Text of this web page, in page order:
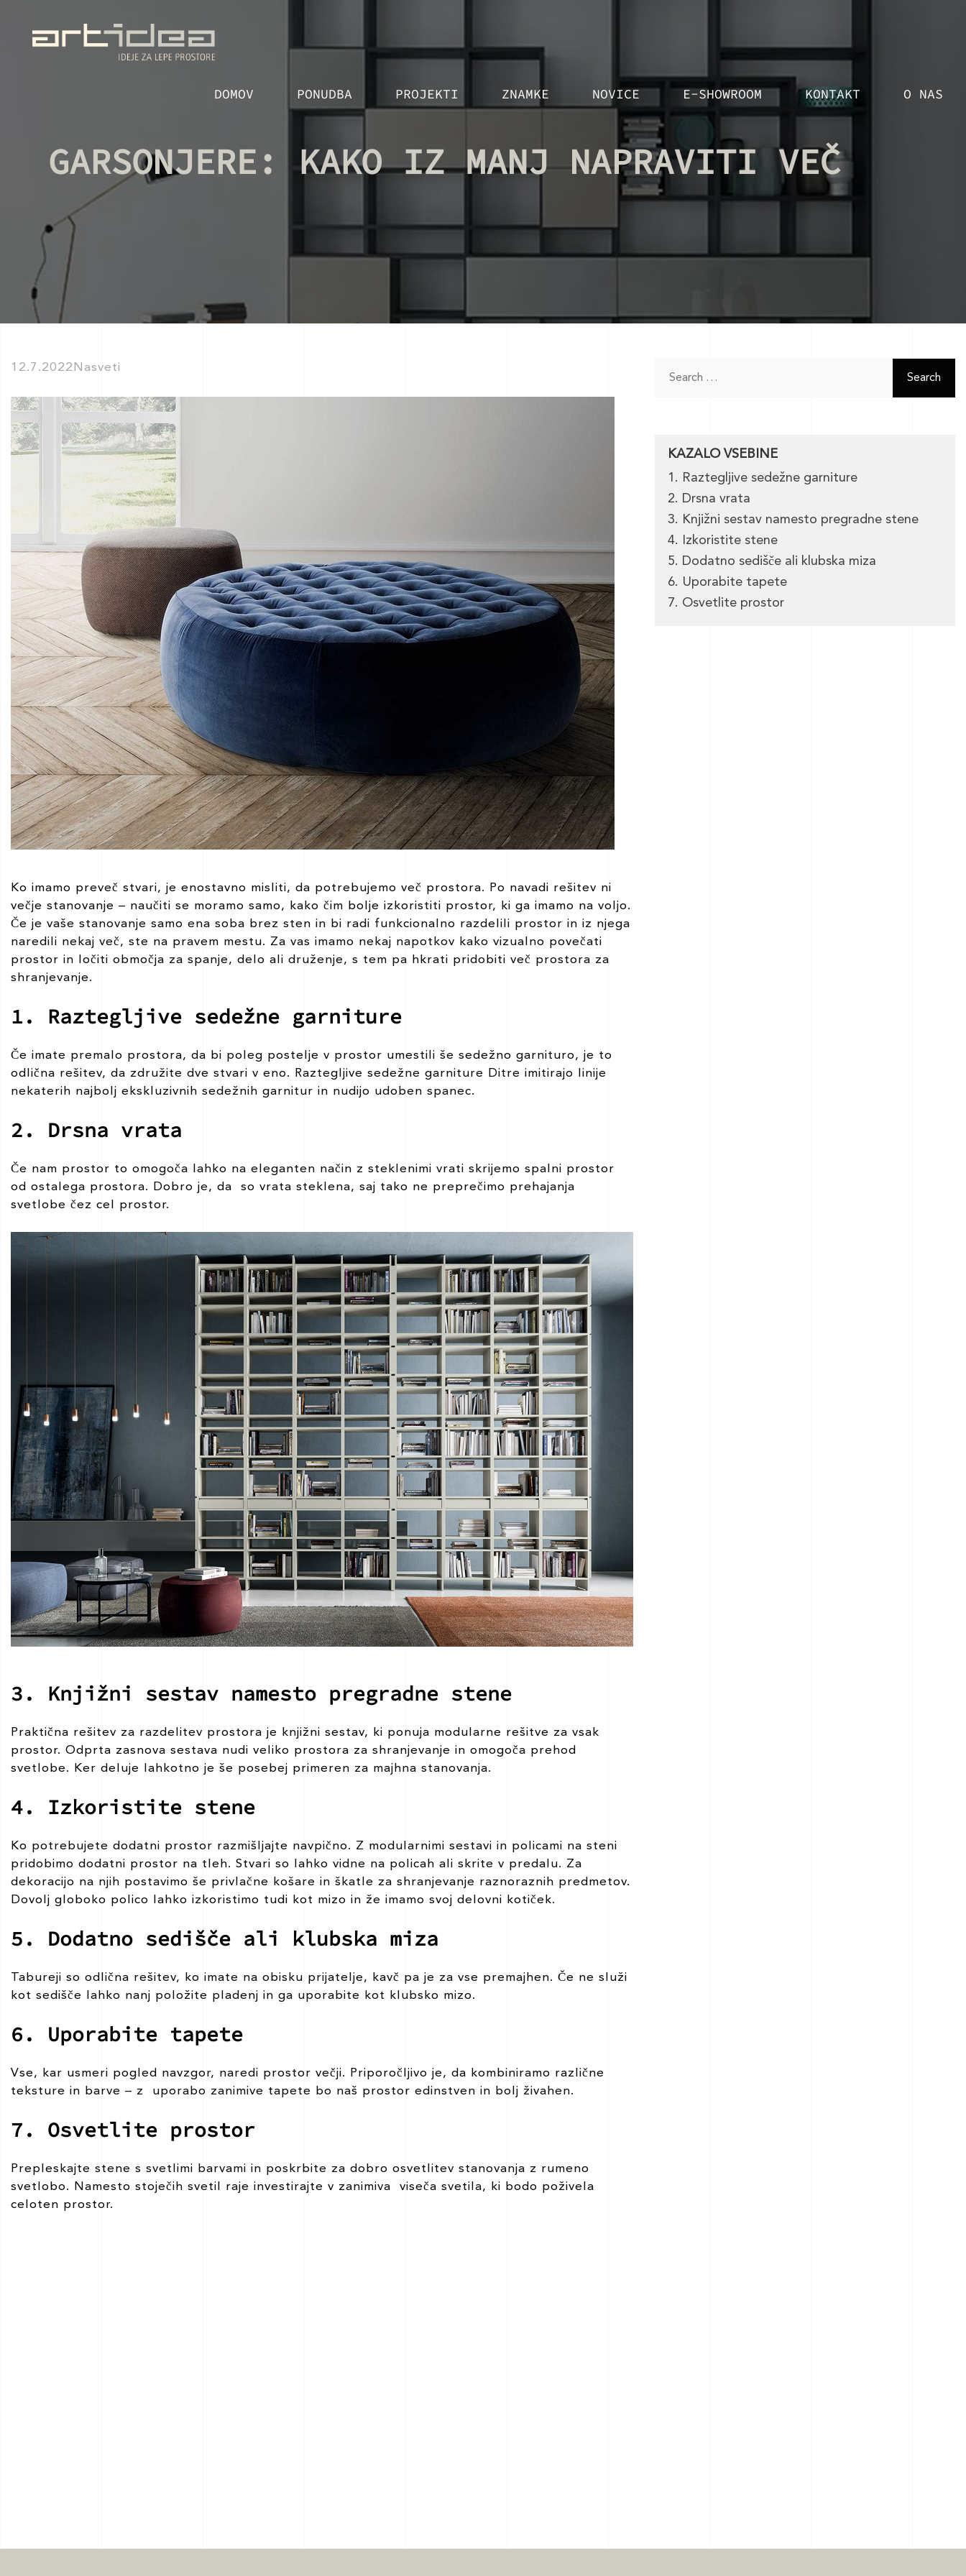
DOMOV PONUDBA PROJEKTI ZNAMKE NOVICE E-SHOWROOM KONTAKT O NAS
GARSONJERE: KAKO IZ MANJ NAPRAVITI VEČ
12.7.2022 Nasveti
Ko imamo preveč stvari, je enostavno misliti, da potrebujemo več prostora. Po navadi rešitev ni
večje stanovanje – naučiti se moramo samo, kako čim bolje izkoristiti prostor, ki ga imamo na voljo.
Če je vaše stanovanje samo ena soba brez sten in bi radi funkcionalno razdelili prostor in iz njega
naredili nekaj več, ste na pravem mestu. Za vas imamo nekaj napotkov kako vizualno povečati
prostor in ločiti območja za spanje, delo ali druženje, s tem pa hkrati pridobiti več prostora za
shranjevanje.
1. Raztegljive sedežne garniture
Če imate premalo prostora, da bi poleg postelje v prostor umestili še sedežno garnituro, je to
odlična rešitev, da združite dve stvari v eno. Raztegljive sedežne garniture Ditre imitirajo linije
nekaterih najbolj ekskluzivnih sedežnih garnitur in nudijo udoben spanec.
2. Drsna vrata
Če nam prostor to omogoča lahko na eleganten način z steklenimi vrati skrijemo spalni prostor
od ostalega prostora. Dobro je, da so vrata steklena, saj tako ne preprečimo prehajanja
svetlobe čez cel prostor.
3. Knjižni sestav namesto pregradne stene
Praktična rešitev za razdelitev prostora je knjižni sestav, ki ponuja modularne rešitve za vsak
prostor. Odprta zasnova sestava nudi veliko prostora za shranjevanje in omogoča prehod
svetlobe. Ker deluje lahkotno je še posebej primeren za majhna stanovanja.
4. Izkoristite stene
Ko potrebujete dodatni prostor razmišljajte navpično. Z modularnimi sestavi in policami na steni
pridobimo dodatni prostor na tleh. Stvari so lahko vidne na policah ali skrite v predalu. Za
dekoracijo na njih postavimo še privlačne košare in škatle za shranjevanje raznoraznih predmetov.
Dovolj globoko polico lahko izkoristimo tudi kot mizo in že imamo svoj delovni kotiček.
5. Dodatno sedišče ali klubska miza
Tabureji so odlična rešitev, ko imate na obisku prijatelje, kavč pa je za vse premajhen. Če ne služi
kot sedišče lahko nanj položite pladenj in ga uporabite kot klubsko mizo.
6. Uporabite tapete
Vse, kar usmeri pogled navzgor, naredi prostor večji. Priporočljivo je, da kombiniramo različne
teksture in barve – z uporabo zanimive tapete bo naš prostor edinstven in bolj živahen.
7. Osvetlite prostor
Prepleskajte stene s svetlimi barvami in poskrbite za dobro osvetlitev stanovanja z rumeno
svetlobo. Namesto stoječih svetil raje investirajte v zanimiva viseča svetila, ki bodo poživela
celoten prostor.
for:
KAZALO VSEBINE
1. Raztegljive sedežne garniture
2. Drsna vrata
3. Knjižni sestav namesto pregradne stene
4. Izkoristite stene
5. Dodatno sedišče ali klubska miza
6. Uporabite tapete
7. Osvetlite prostor